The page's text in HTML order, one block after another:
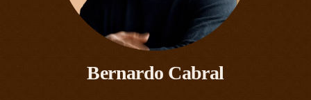
Bernardo Cabral